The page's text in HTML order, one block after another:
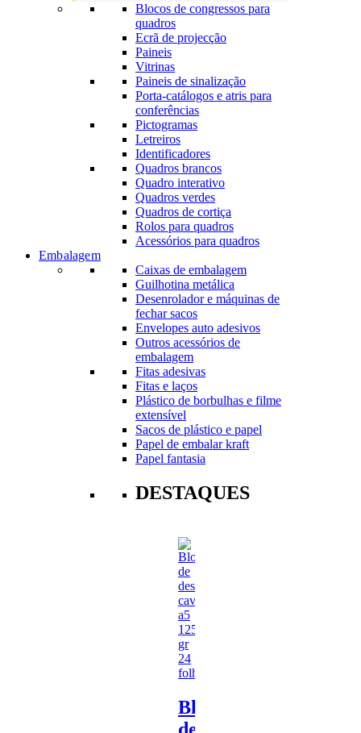
Blocos de congressos para
quadros
Ecrã de projecção
Paineis
Vitrinas
Paineis de sinalização
Porta-catálogos e atris para
conferências
Pictogramas
Letreiros
Identificadores
Quadros brancos
Quadro interativo
Quadros verdes
Quadros de cortiça
Rolos para quadros
Acessórios para quadros
Embalagem
Caixas de embalagem
Guilhotina metálica
Desenrolador e máquinas de
fechar sacos
Envelopes auto adesivos
Outros acessórios de
embalagem
Fitas adesivas
Fitas e laços
Plástico de borbulhas e filme
extensível
Sacos de plástico e papel
Papel de embalar kraft
Papel fantasia
DESTAQUES
Bloco
de